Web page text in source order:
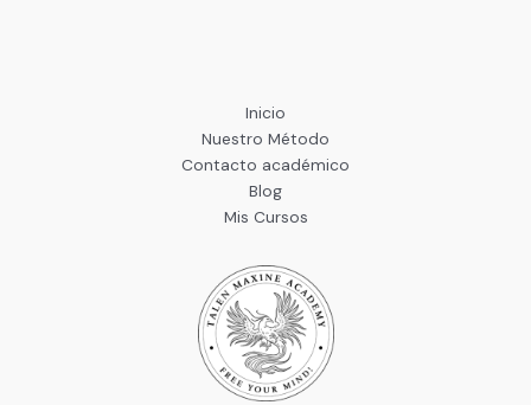
Inicio
Nuestro Método
Contacto académico
Blog
Mis Cursos